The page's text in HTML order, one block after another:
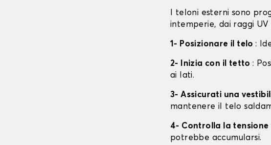
I teloni esterni sono
intemperie, dai raggi
1- Posizionare il telo:
2- Inizia con il tetto:
ai lati.
3- Assicurati una
mantenere il telo
4- Controlla la tensione
potrebbe accumularsi.